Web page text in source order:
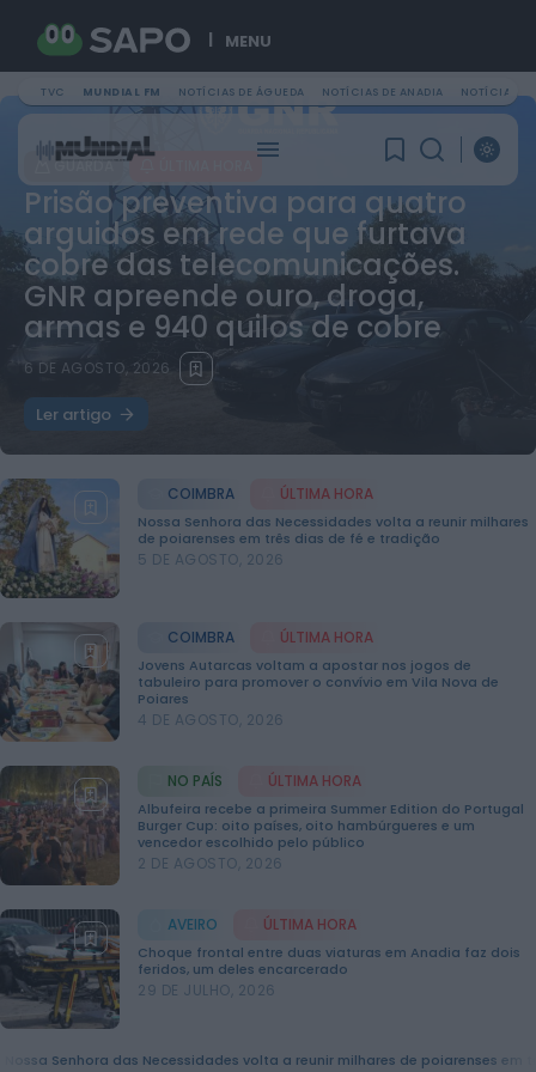
MENU
TVC MUNDIAL FM NOTÍCIAS DE ÁGUEDA NOTÍCIAS DE ANADIA NOTÍCIAS
PROCURAR
ÚLTIMA HORA
telecomunicações....
Também em:Mundial FM
Diário Criminal
HOJE, 14:17
Diário Criminal
PJ detém homem por suspeitas de tráfico de
Notícias de Águeda
Passagem inferior da Cerâmica do Alto reabre
GUARDA
Prisão preventiva para quatro
arguidos em rede que furtava
cobre das telecomunicações.
GNR apreende ouro, droga,
armas e 940 quilos de cobre
6 DE AGOSTO, 2026
Ler artigo
COIMBRA ÚLTIMA HORA
Nossa Senhora das Necessidades volta a reunir milhares
de poiarenses em três dias de fé e tradição
5 DE AGOSTO, 2026
COIMBRA ÚLTIMA HORA
Jovens Autarcas voltam a apostar nos jogos de
tabuleiro para promover o convívio em Vila Nova de
Poiares
4 DE AGOSTO, 2026
NO PAÍS ÚLTIMA HORA
Albufeira recebe a primeira Summer Edition do Portugal
Burger Cup: oito países, oito hambúrgueres e um
vencedor escolhido pelo público
2 DE AGOSTO, 2026
AVEIRO ÚLTIMA HORA
Choque frontal entre duas viaturas em Anadia faz dois
feridos, um deles encarcerado
29 DE JULHO, 2026
de poiarenses em três dias de fé e tradição Águeda